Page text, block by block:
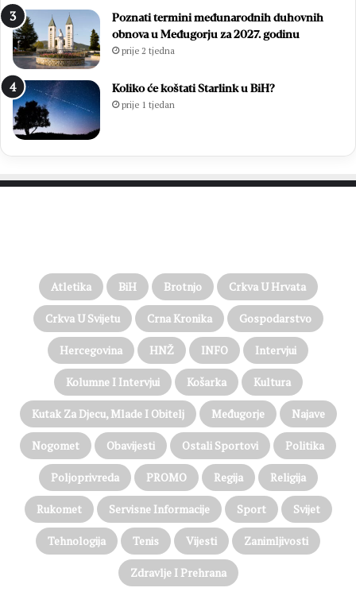
Poznati termini međunarodnih duhovnih
obnova u Međugorju za 2027. godinu
prije 2 tjedna
Koliko će koštati Starlink u BiH?
prije 1 tjedan
Atletika BiH Brotnjo Crkva U Hrvata
Crkva U Svijetu Crna Kronika Gospodarstvo
Hercegovina HNŽ INFO Intervjui
Kolumne I Intervjui Košarka Kultura
Kutak Za Djecu, Mlade I Obitelj Međugorje Najave
Nogomet Obavijesti Ostali Sportovi Politika
Poljoprivreda PROMO Regija Religija
Rukomet Servisne Informacije Sport Svijet
Tehnologija Tenis Vijesti Zanimljivosti
Zdravlje I Prehrana